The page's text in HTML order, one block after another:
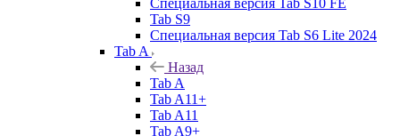
Специальная версия Tab S10 FE
Tab S9
Специальная версия Tab S6 Lite 2024
Tab A
Назад
Tab A
Tab A11+
Tab A11
Tab A9+